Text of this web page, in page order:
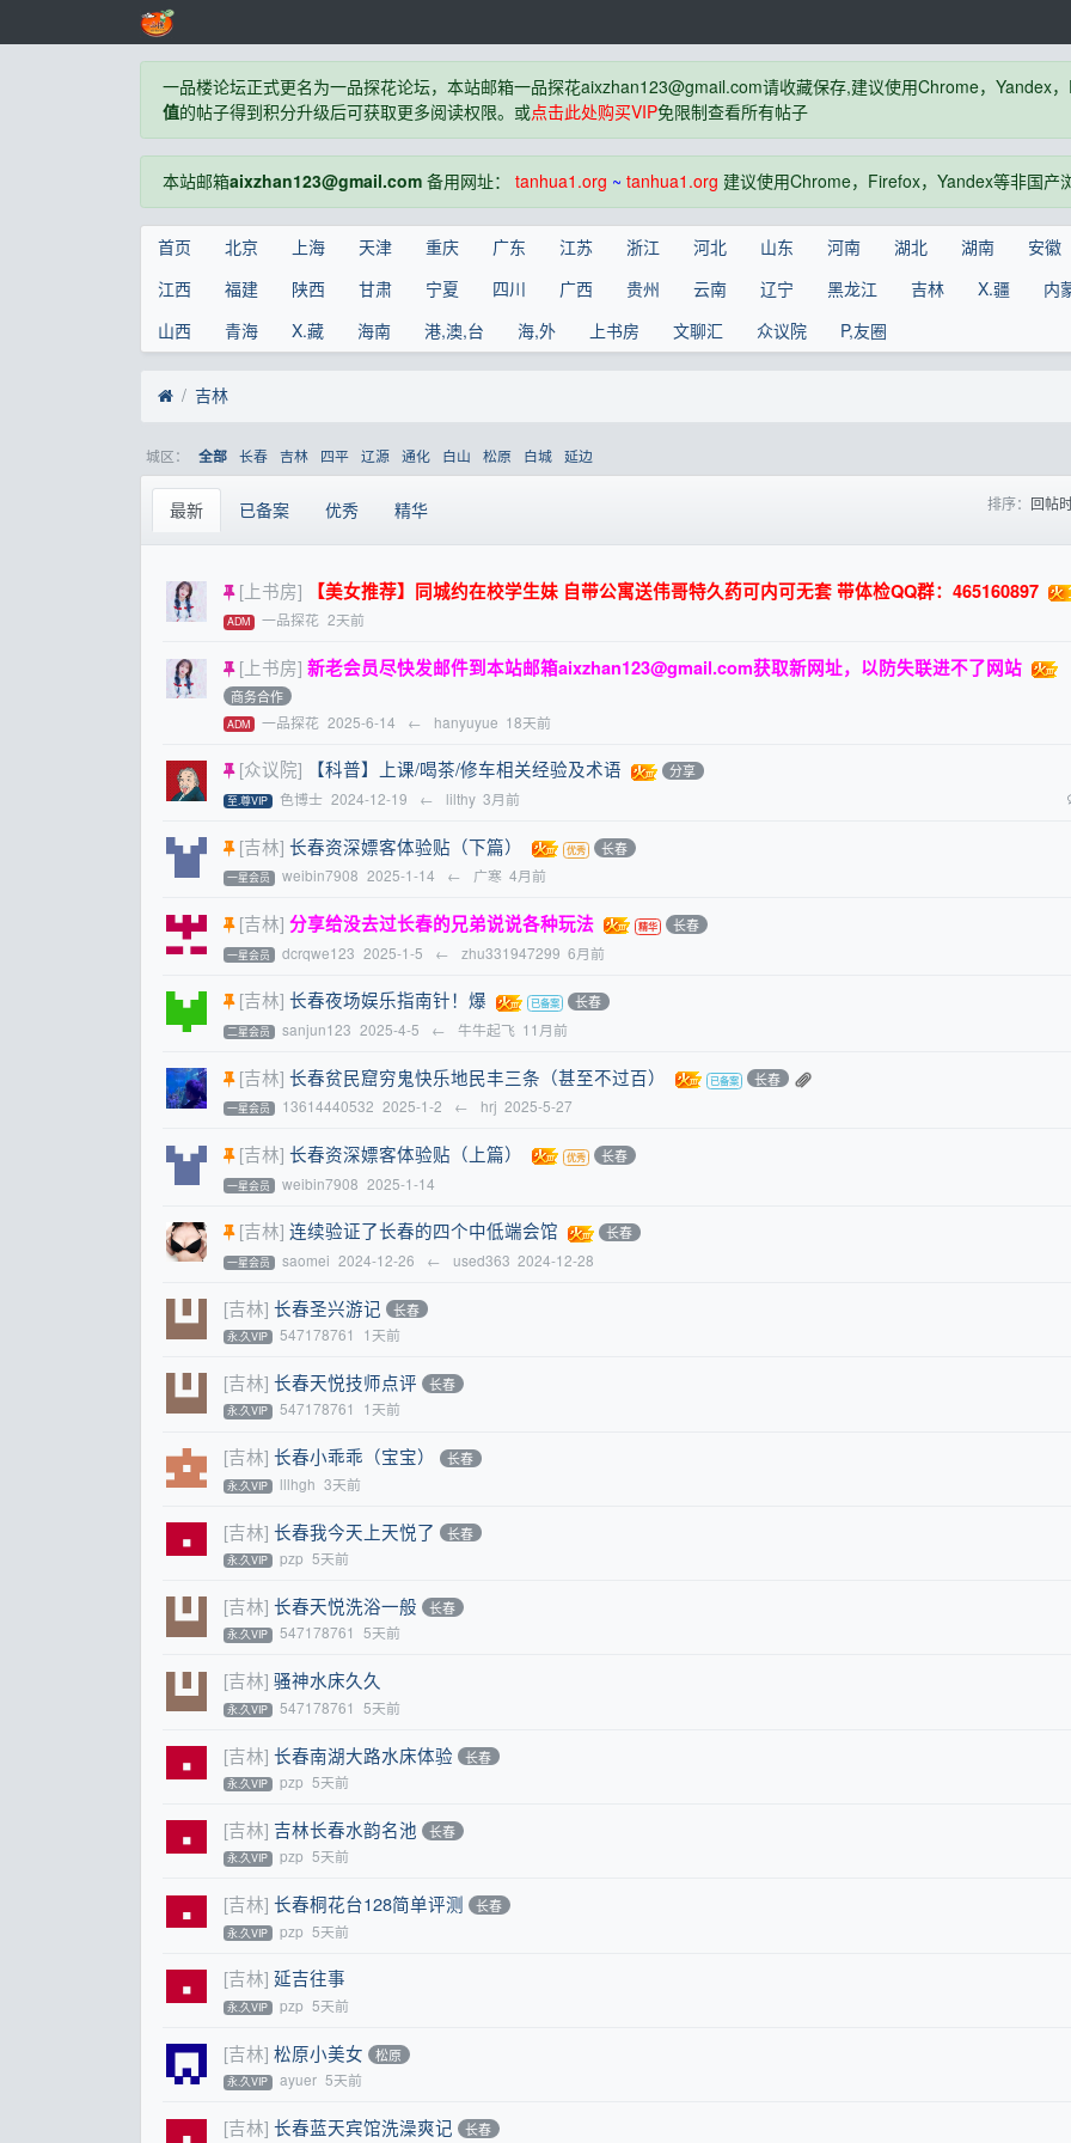
一品楼论坛正式更名为一品探花论坛，本站邮箱一品探花aixzhan123@gmail.com请收藏保存,建议使用Chrome，Yandex
值的帖子得到积分升级后可获取更多阅读权限。或点击此处购买VIP免限制查看所有帖子
本站邮箱aixzhan123@gmail.com备用网址： tanhua1.org ~ tanhua1.org 建议使用Chrome，Firefox，Yandex等非国产
首页 北京 上海 天津 重庆 广东 江苏 浙江 河北 山东 河南 湖北 湖南
安徽
江西
福建 陕西 甘肃 宁夏 四川 广西 贵州 云南 辽宁 黑龙江 吉林 X.疆
内
山西
青海 X.藏 海南 港,澳,台 海,外 上书房 文聊汇 众议院 P,友圈
吉林
城区： 全部 长春 吉林 四平 辽源 通化 白山 松原 白城 延边
最新 已备案 优秀 精华 排序： 回帖
[上书房] 【美女推荐】同城约在校学生妹 自带公寓送伟哥特久药可内可无套 带体检QQ群：465160897
ADM 一品探花 2天前
[上书房] 新老会员尽快发邮件到本站邮箱aixzhan123@gmail.com获取新网址，以防失联进不了网站
商务合作
ADM 一品探花 2025-6-14 ← hanyuyue 18天前
[众议院] 【科普】上课/喝茶/修车相关经验及术语 分享
至.尊VIP 色博士 2024-12-19 ← lilthy 3月前
[吉林] 长春资深嫖客体验贴（下篇） 长春
一星会员 weibin7908 2025-1-14 ← 广寒 4月前
[吉林] 分享给没去过长春的兄弟说说各种玩法 长春
一星会员 dcrqwe123 2025-1-5 ← zhu331947299 6月前
[吉林] 长春夜场娱乐指南针！爆 长春
二星会员 sanjun123 2025-4-5 ← 牛牛起飞 11月前
[吉林] 长春贫民窟穷鬼快乐地民丰三条（甚至不过百） 长春
一星会员 13614440532 2025-1-2 ← hrj 2025-5-27
[吉林] 长春资深嫖客体验贴（上篇） 长春
一星会员 weibin7908 2025-1-14
[吉林] 连续验证了长春的四个中低端会馆 长春
一星会员 saomei 2024-12-26 ← used363 2024-12-28
[吉林] 长春圣兴游记 长春
永.久VIP 547178761 1天前
[吉林] 长春天悦技师点评 长春
永.久VIP 547178761 1天前
[吉林] 长春小乖乖（宝宝） 长春
永.久VIP lllhgh 3天前
[吉林] 长春我今天上天悦了 长春
永.久VIP pzp 5天前
[吉林] 长春天悦洗浴一般 长春
永.久VIP 547178761 5天前
[吉林] 骚神水床久久
永.久VIP 547178761 5天前
[吉林] 长春南湖大路水床体验 长春
永.久VIP pzp 5天前
[吉林] 吉林长春水韵名池 长春
永.久VIP pzp 5天前
[吉林] 长春桐花台128简单评测 长春
永.久VIP pzp 5天前
[吉林] 延吉往事
永.久VIP pzp 5天前
[吉林] 松原小美女 松原
永.久VIP ayuer 5天前
[吉林] 长春蓝天宾馆洗澡爽记 长春